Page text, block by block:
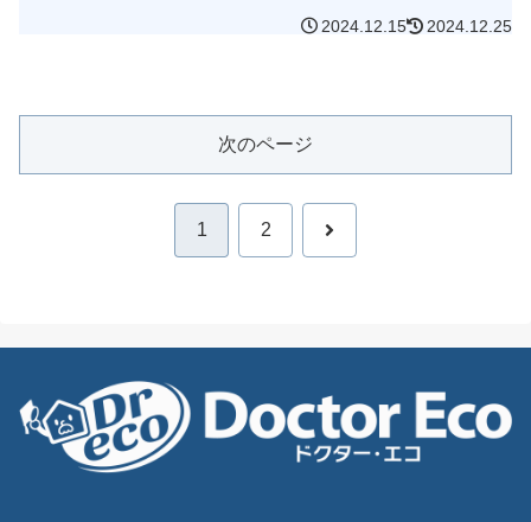
2024.12.15 2024.12.25
次のページ
1 2 次